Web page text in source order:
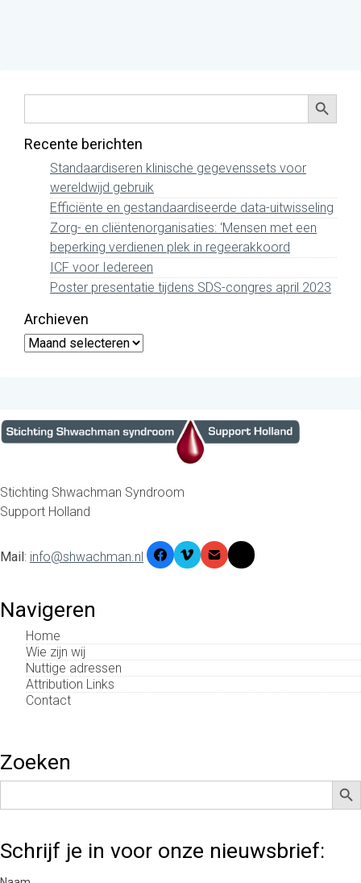
Zoek
Recente berichten
Standaardiseren klinische gegevenssets voor
wereldwijd gebruik
Efficiënte en gestandaardiseerde data-uitwisseling
Zorg- en cliëntenorganisaties: ‘Mensen met een
beperking verdienen plek in regeerakkoord
ICF voor Iedereen
Poster presentatie tijdens SDS-congres april 2023
Archieven
Archieven
Stichting Shwachman Syndroom
Support Holland
Mail: info@shwachman.nl
Navigeren
Home
Wie zijn wij
Nuttige adressen
Attribution Links
Contact
Zoeken
Zoek
Schrijf je in voor onze nieuwsbrief: